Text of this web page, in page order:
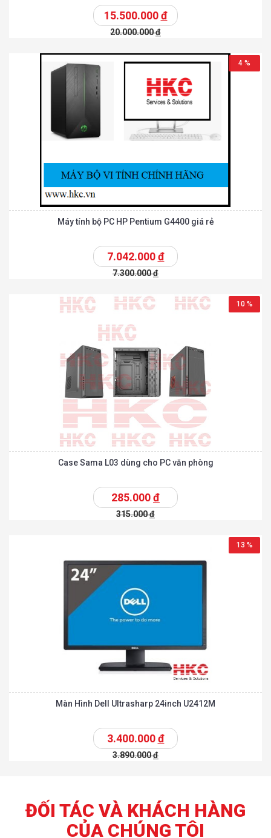
15.500.000đ
20.000.000đ
4 %
Máy tính bộ PC HP Pentium G4400 giá rẻ
7.042.000đ
7.300.000đ
10 %
Case Sama L03 dùng cho PC văn phòng
285.000đ
315.000đ
13 %
Màn Hình Dell Ultrasharp 24inch U2412M
3.400.000đ
3.890.000đ
ĐỐI TÁC VÀ KHÁCH HÀNG
CỦA CHÚNG TÔI